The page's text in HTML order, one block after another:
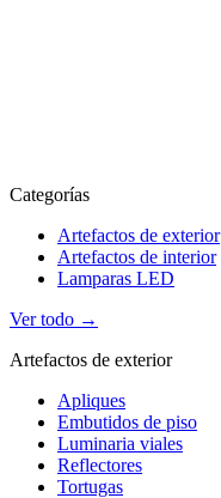
Categorías
Artefactos de exterior
Artefactos de interior
Lamparas LED
Ver todo →
Artefactos de exterior
Apliques
Embutidos de piso
Luminaria viales
Reflectores
Tortugas